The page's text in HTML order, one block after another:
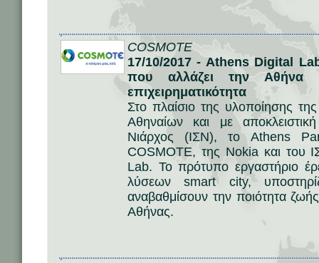
COSMOTE
17/10/2017 - Athens Digital
που αλλάζει την Αθήνα
επιχειρηματικότητα
Στο πλαίσιο της υλοποίησης
Αθηναίων και με
Νιάρχος (ΙΣΝ), το Athens
COSMOTE, της Νokia και του
Lab. To πρότυπο εργαστήριο
λύσεων smart city,
αναβαθμίσουν την ποιότητα
Αθήνας.